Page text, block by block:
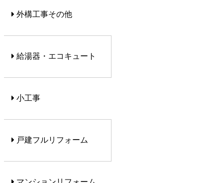
外構工事その他
給湯器・エコキュート
小工事
戸建フルリフォーム